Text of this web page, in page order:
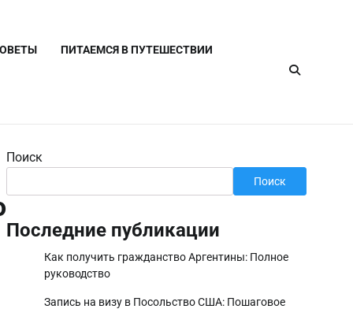
ПИТАЕМСЯ В ПУТЕШЕСТВИИ
Поиск
Поиск
Последние публикации
Как получить гражданство Аргентины: Полное
руководство
Запись на визу в Посольство США: Пошаговое